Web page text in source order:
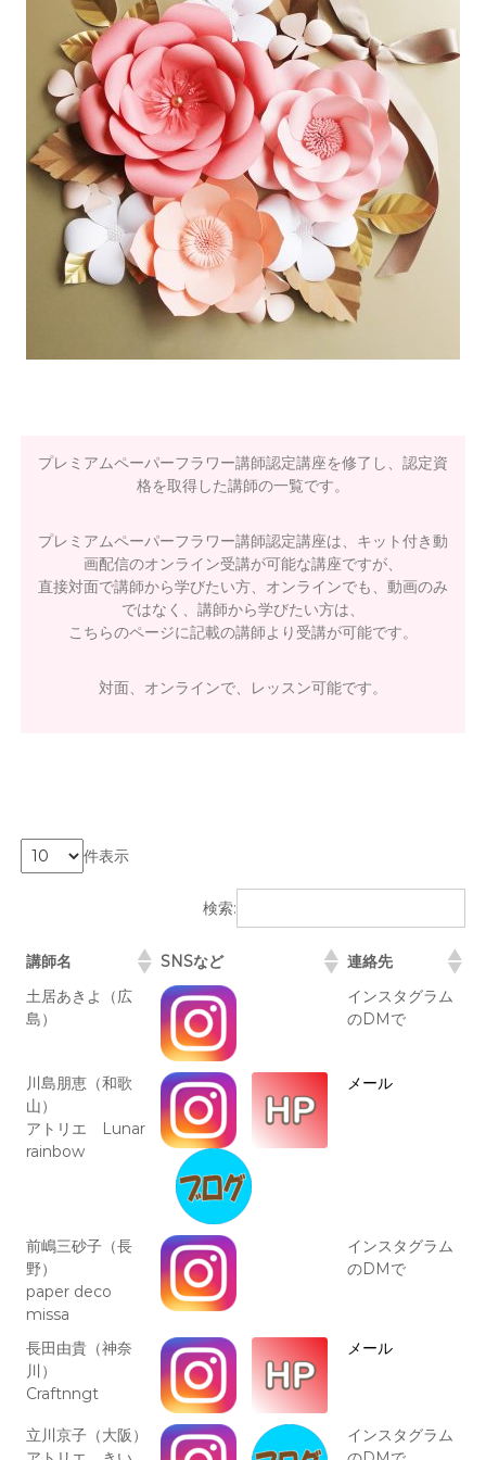
プレミアムペーパーフラワー講師認定講座を修了し、認定資
格を取得した講師の一覧です。
プレミアムペーパーフラワー講師認定講座は、キット付き動
画配信のオンライン受講が可能な講座ですが、
直接対面で講師から学びたい方、オンラインでも、動画のみ
ではなく、講師から学びたい方は、
こちらのページに記載の講師より受講が可能です。
対面、オンラインで、レッスン可能です。
件表示
検索:
講師名 SNSなど
連絡先
土居あきよ（広
島）
インスタグラム
のDMで
川島朋恵（和歌
山）
アトリエ Lunar
rainbow
メール
前嶋三砂子（長
野）
paper deco
missa
インスタグラム
のDMで
長田由貴（神奈
川）
Craftnngt
メール
立川京子（大阪）
インスタグラム